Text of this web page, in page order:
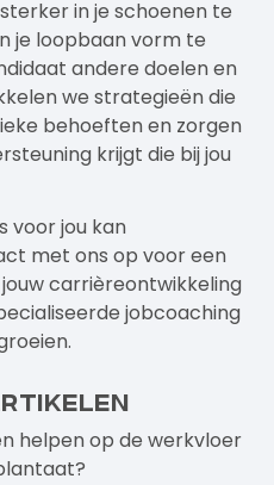
in je schoenen te
je loopbaan vorm te
andere doelen en
we strategieën die
behoeften en zorgen
krijgt die bij jou
voor jou kan
met ons op voor een
carrièreontwikkeling
jobcoaching
helpen op de werkvloer